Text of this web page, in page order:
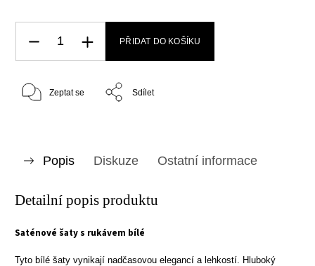
PŘIDAT DO KOŠÍKU
Zeptat se Sdílet
Popis Diskuze Ostatní informace
Detailní popis produktu
Saténové šaty s rukávem bílé
Tyto bílé šaty vynikají nadčasovou elegancí a lehkostí. Hluboký